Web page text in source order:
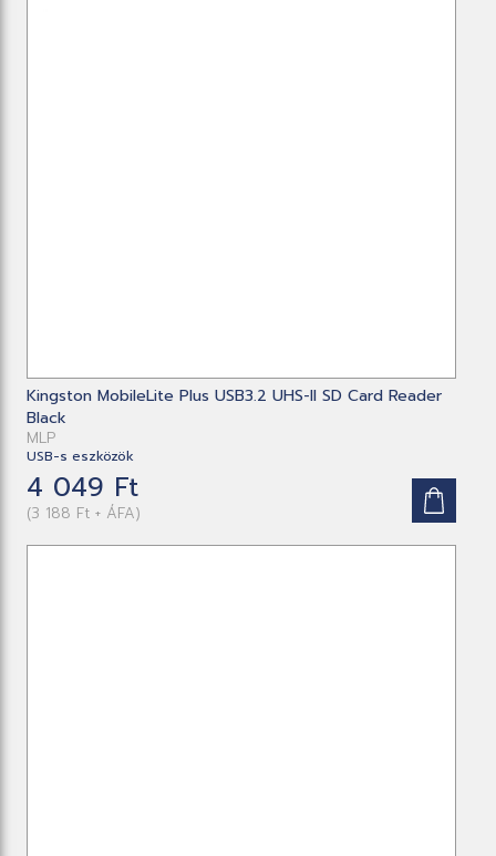
Kingston MobileLite Plus USB3.2 UHS-II SD Card Reader
Black
MLP
USB-s eszközök
4 049 Ft
(3 188 Ft + ÁFA)